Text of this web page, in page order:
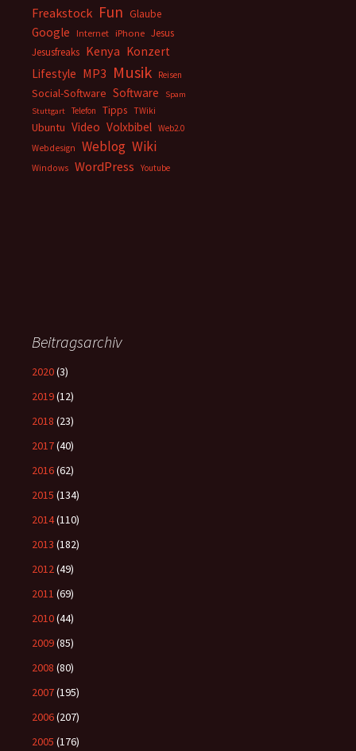
Freakstock Fun Glaube
Google Internet iPhone Jesus
Jesusfreaks Kenya Konzert
Lifestyle MP3 Musik Reisen
Social-Software Software
Spam
Stuttgart
Telefon Tipps TWiki
Ubuntu Video Volxbibel Web2.0
Webdesign
Weblog Wiki
Windows WordPress Youtube
Beitragsarchiv
2020(3)
2019(12)
2018 (23)
2017(40)
2016(62)
2015 (134)
2014(110)
2013 (182)
2012(49)
2011 (69)
2010(44)
2009(85)
2008 (80)
2007(195)
2006(207)
2005 (176)